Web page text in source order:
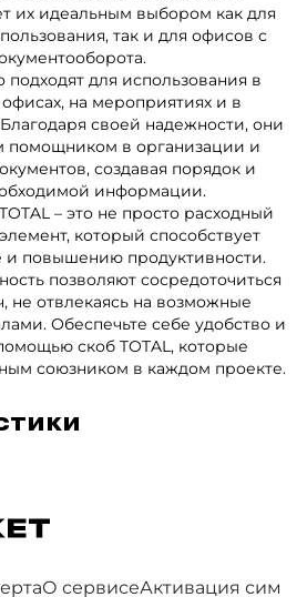
их идеальным выбором как для
так и для офисов с
для использования в
на мероприятиях и в
своей надежности, они
помощником в организации и
создавая порядок и
информации.
– это не просто расходный
который способствует
и повышению продуктивности.
позволяют сосредоточиться
не отвлекаясь на возможные
Обеспечьте себе удобство и
скоб TOTAL, которые
союзником в каждом проекте.
О сервисеАктивация сим